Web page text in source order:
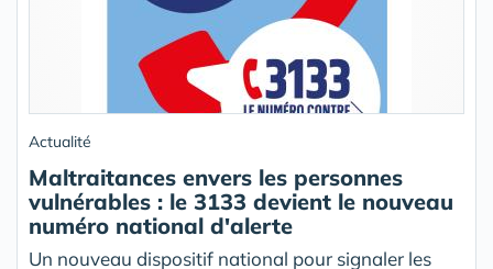
Actualité
Maltraitances envers les personnes
vulnérables : le 3133 devient le nouveau
numéro national d'alerte
Un nouveau dispositif national pour signaler les